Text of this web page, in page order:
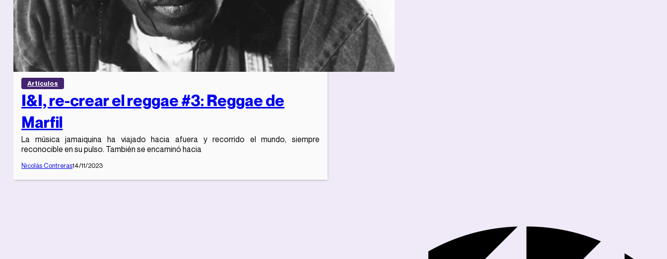
Artículos
I&I, re-crear el reggae #3: Reggae de
Marfil
La música jamaiquina ha viajado hacia afuera y recorrido el mundo, siempre
reconocible en su pulso. También se encaminó hacia
Nicolás Contreras14/11/2023